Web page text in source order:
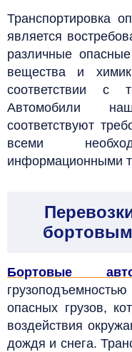
Транспортировка
является
различные
вещества и
соответствии с
Автомобили
соответствуют
всеми
информационными
Бортовые
опасных грузов,
воздействия
дождя и снега.